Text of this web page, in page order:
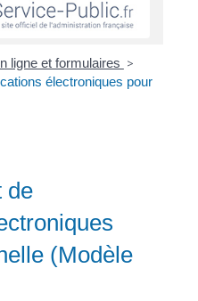
ligne et formulaires >
électroniques pour
de
(Modèle